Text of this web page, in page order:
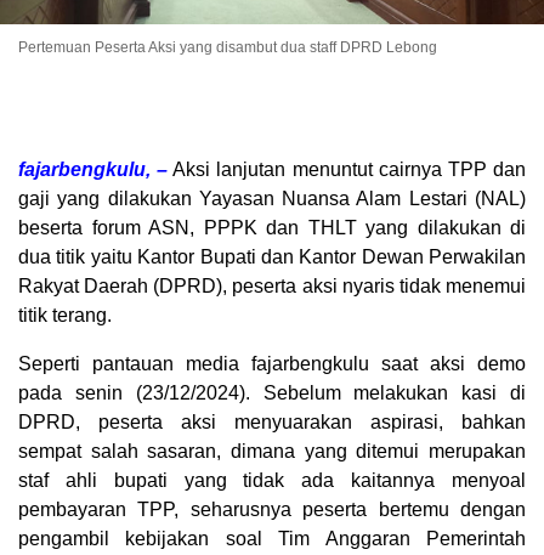
Pertemuan Peserta Aksi yang disambut dua staff DPRD Lebong
fajarbengkulu, – Aksi lanjutan menuntut cairnya TPP dan
gaji yang dilakukan Yayasan Nuansa Alam Lestari (NAL)
beserta forum ASN, PPPK dan THLT yang dilakukan di
dua titik yaitu Kantor Bupati dan Kantor Dewan Perwakilan
Rakyat Daerah (DPRD), peserta aksi nyaris tidak menemui
titik terang.
Seperti pantauan media fajarbengkulu saat aksi demo
pada senin (23/12/2024). Sebelum melakukan kasi di
DPRD, peserta aksi menyuarakan aspirasi, bahkan
sempat salah sasaran, dimana yang ditemui merupakan
staf ahli bupati yang tidak ada kaitannya menyoal
pembayaran TPP, seharusnya peserta bertemu dengan
pengambil kebijakan soal Tim Anggaran Pemerintah